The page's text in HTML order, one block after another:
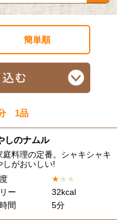
簡単順
分 1品
しのナムル
庭料理の定番。シャキシャキ
しがおいしい!
★★ ★
ー
32kcal
間
5分